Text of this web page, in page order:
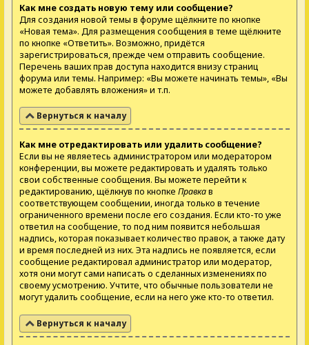
Как мне создать новую тему или сообщение?
Для создания новой темы в форуме щёлкните по кнопке
«Новая тема». Для размещения сообщения в теме щёлкните
по кнопке «Ответить». Возможно, придётся
зарегистрироваться, прежде чем отправить сообщение.
Перечень ваших прав доступа находится внизу страниц
форума или темы. Например: «Вы можете начинать темы», «Вы
можете добавлять вложения» и т.п.
Вернуться к началу
Как мне отредактировать или удалить сообщение?
Если вы не являетесь администратором или модератором
конференции, вы можете редактировать и удалять только
свои собственные сообщения. Вы можете перейти к
редактированию, щёлкнув по кнопке Правкав
соответствующем сообщении, иногда только в течение
ограниченного времени после его создания. Если кто-то уже
ответил на сообщение, то под ним появится небольшая
надпись, которая показывает количество правок, а также дату
и время последней из них. Эта надпись не появляется, если
сообщение редактировал администратор или модератор,
хотя они могут сами написать о сделанных изменениях по
своему усмотрению. Учтите, что обычные пользователи не
могут удалить сообщение, если на него уже кто-то ответил.
Вернуться к началу